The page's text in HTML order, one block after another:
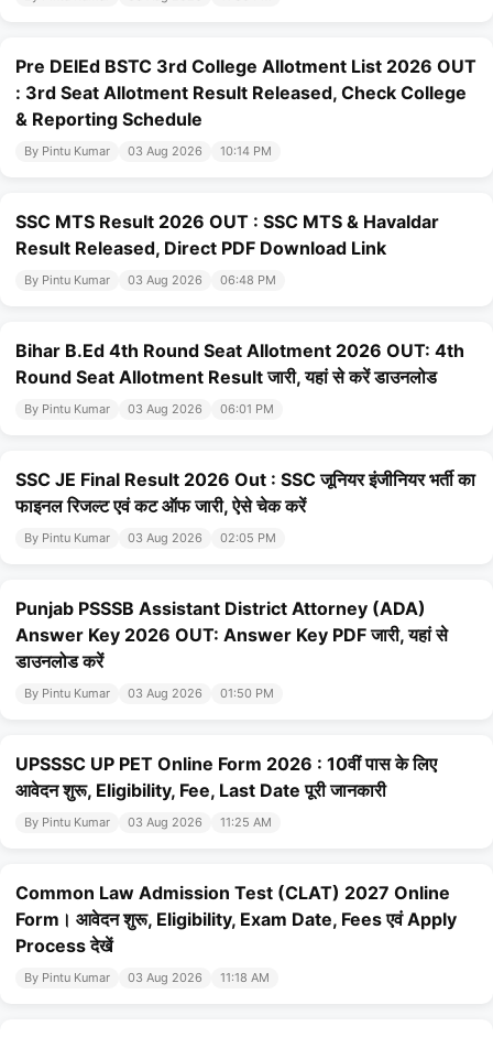
Pre DElEd BSTC 3rd College Allotment List 2026 OUT
: 3rd Seat Allotment Result Released, Check College
& Reporting Schedule
By Pintu Kumar 03 Aug 2026 10:14 PM
SSC MTS Result 2026 OUT : SSC MTS & Havaldar
Result Released, Direct PDF Download Link
By Pintu Kumar 03 Aug 2026 06:48 PM
Bihar B.Ed 4th Round Seat Allotment 2026 OUT: 4th
Round Seat Allotment Result जारी, यहां से करें डाउनलोड
By Pintu Kumar 03 Aug 2026 06:01 PM
SSC JE Final Result 2026 Out : SSC जूनियर इंजीनियर भर्ती का
फाइनल रिजल्ट एवं कट ऑफ जारी, ऐसे चेक करें
By Pintu Kumar 03 Aug 2026 02:05 PM
Punjab PSSSB Assistant District Attorney (ADA)
Answer Key 2026 OUT: Answer Key PDF जारी, यहां से
डाउनलोड करें
By Pintu Kumar 03 Aug 2026 01:50 PM
UPSSSC UP PET Online Form 2026 : 10वीं पास के लिए
आवेदन शुरू, Eligibility, Fee, Last Date पूरी जानकारी
By Pintu Kumar 03 Aug 2026 11:25 AM
Common Law Admission Test (CLAT) 2027 Online
Form। आवेदन शुरू, Eligibility, Exam Date, Fees एवं Apply
Process देखें
By Pintu Kumar 03 Aug 2026 11:18 AM